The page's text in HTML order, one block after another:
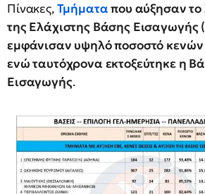
Πίνακες,Τμήματαπου αύξησαν το
της Ελάχιστης Βάσης Εισαγωγής
εμφάνισαν υψηλό ποσοστό
ενώ ταυτόχρονα εκτοξεύτηκε η
Εισαγωγής.